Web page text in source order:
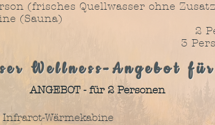
Wellness-Angebot
(frisches Quellwasser
(Sauna) 1
ANGEBOT - für 2 Personen
+ 2 X Infrarot-